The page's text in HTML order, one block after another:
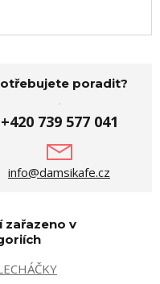
poradit?
+420 739 577 041
info@damsikafe.cz
zařazeno v